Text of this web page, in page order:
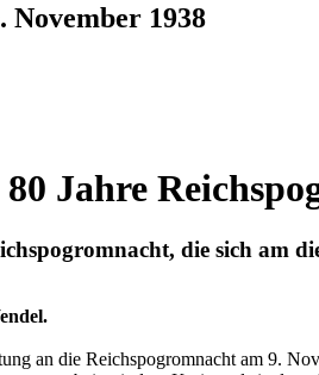
November 1938
Jahre
die sich am
an die Reichspogromnacht am 9.